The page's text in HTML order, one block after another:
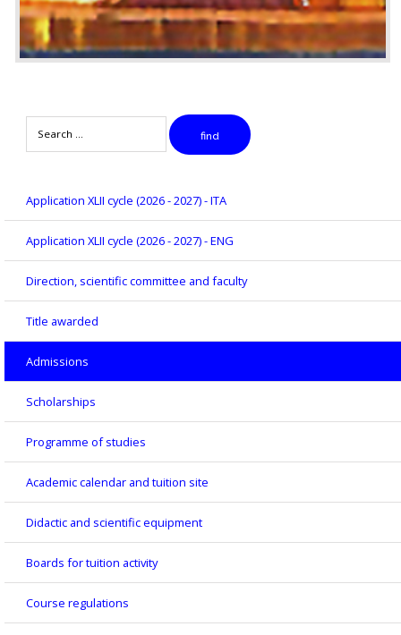
find
Application XLII cycle (2026 - 2027) - ITA
Application XLII cycle (2026 - 2027) - ENG
Direction, scientific committee and faculty
Title awarded
Admissions
Scholarships
Programme of studies
Academic calendar and tuition site
Didactic and scientific equipment
Boards for tuition activity
Course regulations